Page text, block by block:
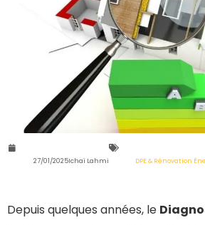
27/01/2025Ichaï Lahmi DPE & Rénovation
Depuis quelques années, le